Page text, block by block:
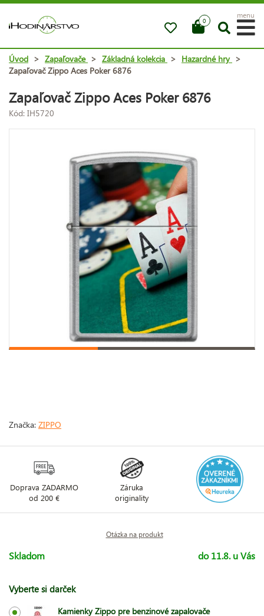
0
menu
Úvod > Zapaľovače > Základná kolekcia > Hazardné hry >
Zapaľovač Zippo Aces Poker 6876
Zapaľovač Zippo Aces Poker 6876
Kód: IH5720
Značka: ZIPPO
Doprava ZADARMO
od 200 €
Záruka
originality
Otázka na produkt
Skladom do 11.8. u Vás
Vyberte si darček
Kamienky Zippo pre benzinové zapalovače